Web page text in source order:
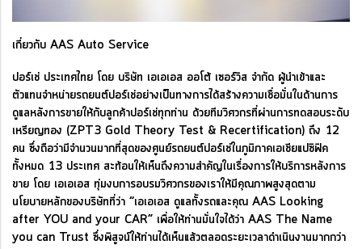
เกี่ยวกับ AAS Auto Service
ปอร์เช่ ประเทศไทย โดย บริษัท เอเอเอส ออโต้ เซอร์วิส จำกัด ผู้นำเข้าและ
ตัวแทนจำหน่ายรถยนต์ปอร์เช่อย่างเป็นทางการได้สร้างความเชื่อมั่นในด้านการ
ดูแลหลังการขายให้กับลูกค้าปอร์เช่ทุกท่าน ด้วยทีมวิศวกรที่ผ่านการทดสอบระดับ
เหรียญทอง (ZPT3 Gold Theory Test & Recertification) ถึง 12
คน ซึ่งถือว่ามีจำนวนมากที่สุดของศูนย์รถยนต์ปอร์เช่ในภูมิภาคเอเชียแปซิฟิค
ทั้งหมด 13 ประเทศ สะท้อนให้เห็นถึงความสำคัญในเรื่องการให้บริการหลังการ
ขาย โดย เอเอเอส ทุ่มงบการอบรมวิศวกรของเราให้มีคุณภาพสูงสุดตาม
นโยบายหลักของบริษัทที่ว่า “เอเอเอส ดูแลทั้งรถและคุณ AAS Looking
after YOU and your CAR” เพื่อให้ท่านมั่นใจได้ว่า AAS The Name
you can Trust ซึ่งพิสูจน์ให้ท่านได้เห็นแล้วตลอดระยะเวลาดำเนินงานมากกว่า